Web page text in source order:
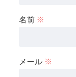
名前 ※
メール ※